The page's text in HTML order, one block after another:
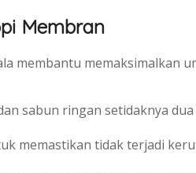
Membran
membantu memaksimalkan
sabun ringan setidaknya
memastikan tidak terjadi